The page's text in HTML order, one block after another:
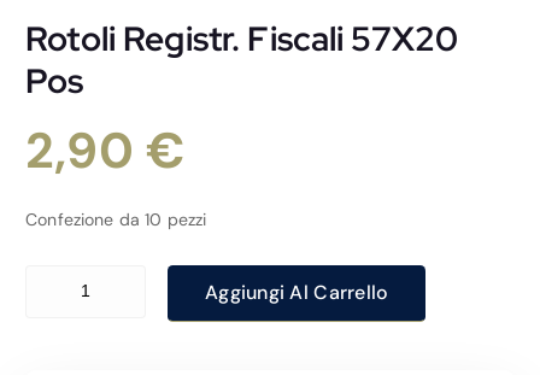
Rotoli Registr. Fiscali 57X20
Pos
2,90 €
Confezione da 10 pezzi
Rotoli Registr. Fiscali 57X20 Pos quantità
Aggiungi Al Carrello